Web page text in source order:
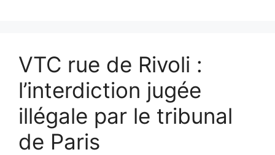
VTC rue de Rivoli :
l’interdiction jugée
illégale par le tribunal
de Paris